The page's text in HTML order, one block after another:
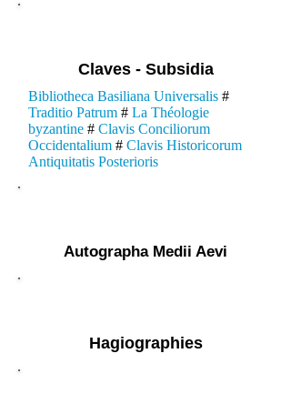
Claves - Subsidia
Bibliotheca Basiliana Universalis #
Traditio Patrum # La Théologie
byzantine # Clavis Conciliorum
Occidentalium # Clavis Historicorum
Antiquitatis Posterioris
Autographa Medii Aevi
Hagiographies